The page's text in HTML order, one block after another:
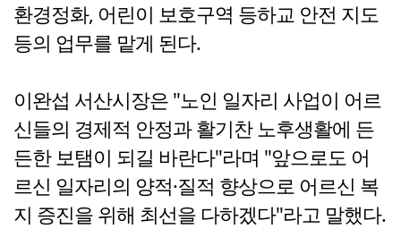
환경정화, 어린이 보호구역 등하교 안전 지도
등의 업무를 맡게 된다.
이완섭 서산시장은 "노인 일자리 사업이 어르
신들의 경제적 안정과 활기찬 노후생활에 든
든한 보탬이 되길 바란다"라며 "앞으로도 어
르신 일자리의 양적·질적 향상으로 어르신 복
지 증진을 위해 최선을 다하겠다"라고 말했다.